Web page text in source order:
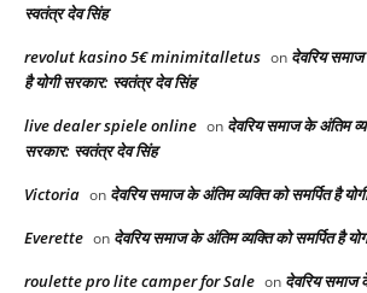
स्वतंत्र देव सिंह
revolut kasino 5€ minimitalletus on देवरिय समाज
है योगी सरकार: स्वतंत्र देव सिंह
live dealer spiele online on देवरिय समाज के अंतिम
सरकार: स्वतंत्र देव सिंह
Victoria on देवरिय समाज के अंतिम व्यक्ति को समर्पित है
Everette on देवरिय समाज के अंतिम व्यक्ति को समर्पित है
roulette pro lite camper for Sale on देवरिय समाज